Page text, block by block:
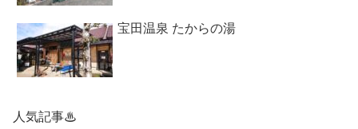
宝田温泉 たからの湯
人気記事♨